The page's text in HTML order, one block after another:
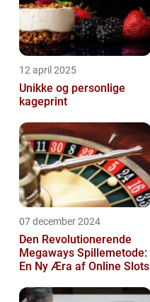
12 april 2025
Unikke og personlige
kageprint
07 december 2024
Den Revolutionerende
Megaways Spillemetode:
En Ny Æra af Online Slots